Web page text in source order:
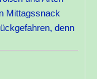
Mittagssnack
denn